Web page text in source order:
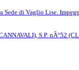
di Vaglio Lise.
S.P. nÂ°52